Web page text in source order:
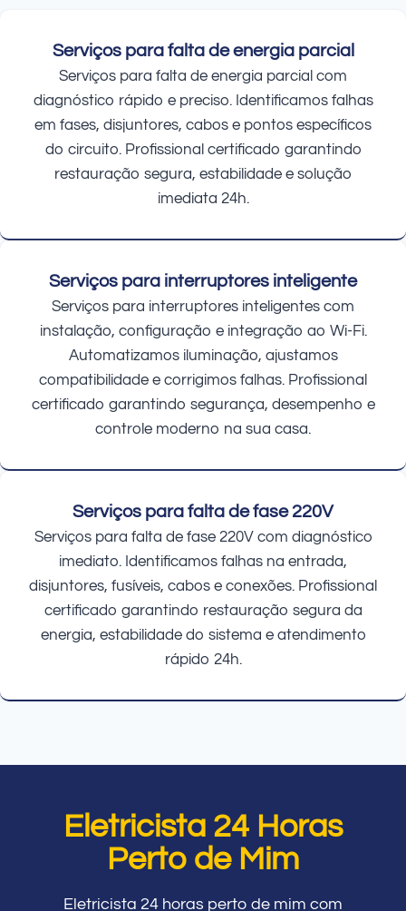
Serviços para falta de energia parcial
Serviços para falta de energia parcial com
diagnóstico rápido e preciso. Identificamos falhas
em fases, disjuntores, cabos e pontos específicos
do circuito. Profissional certificado garantindo
restauração segura, estabilidade e solução
imediata 24h.
Serviços para interruptores inteligente
Serviços para interruptores inteligentes com
instalação, configuração e integração ao Wi-Fi.
Automatizamos iluminação, ajustamos
compatibilidade e corrigimos falhas. Profissional
certificado garantindo segurança, desempenho e
controle moderno na sua casa.
Serviços para falta de fase 220V
Serviços para falta de fase 220V com diagnóstico
imediato. Identificamos falhas na entrada,
disjuntores, fusíveis, cabos e conexões. Profissional
certificado garantindo restauração segura da
energia, estabilidade do sistema e atendimento
rápido 24h.
Eletricista 24 Horas
Perto de Mim
Eletricista 24 horas perto de mim com